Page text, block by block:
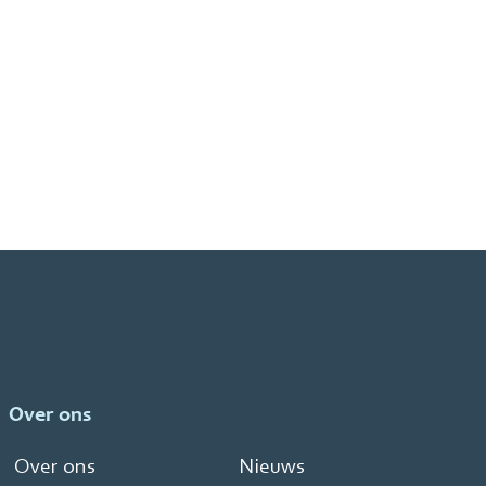
Over ons
Over ons Nieuws